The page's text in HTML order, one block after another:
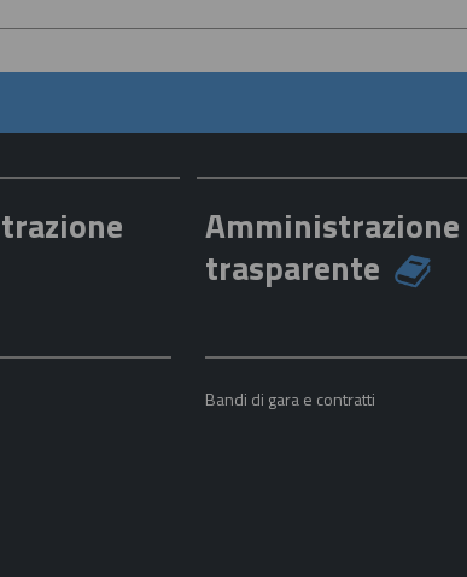
Amministrazione
trasparente
Bandi di gara e contratti